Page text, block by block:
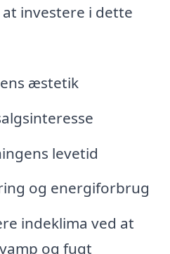
investere i dette
æstetik
levetid
og energiforbrug
indeklima ved at
og fugt